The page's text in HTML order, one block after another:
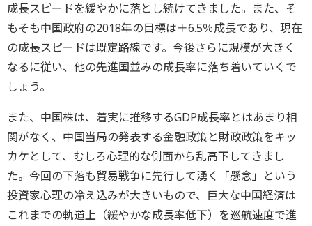
成長スピードを緩やかに落とし続けてきました。また、そ
もそも中国政府の2018年の目標は＋6.5％成長であり、現在
の成長スピードは既定路線です。今後さらに規模が大きく
なるに従い、他の先進国並みの成長率に落ち着いていくで
しょう。
また、中国株は、着実に推移するGDP成長率とはあまり相
関がなく、中国当局の発表する金融政策と財政政策をキッ
カケとして、むしろ心理的な側面から乱高下してきまし
た。今回の下落も貿易戦争に先行して湧く「懸念」という
投資家心理の冷え込みが大きいもので、巨大な中国経済は
これまでの軌道上（緩やかな成長率低下）を巡航速度で進